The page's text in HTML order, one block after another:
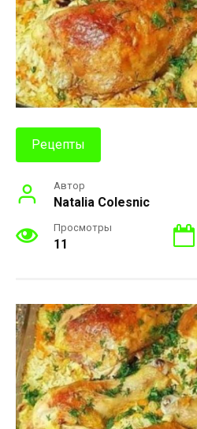
Рецепты
Автор
Natalia Colesnic
Просмотры
11